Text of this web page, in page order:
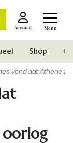
Account Menu
Shop
vond dat Athene
oorlog